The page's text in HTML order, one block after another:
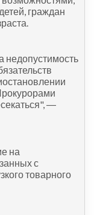
граждан
недопустимость
―
на
с
товарного